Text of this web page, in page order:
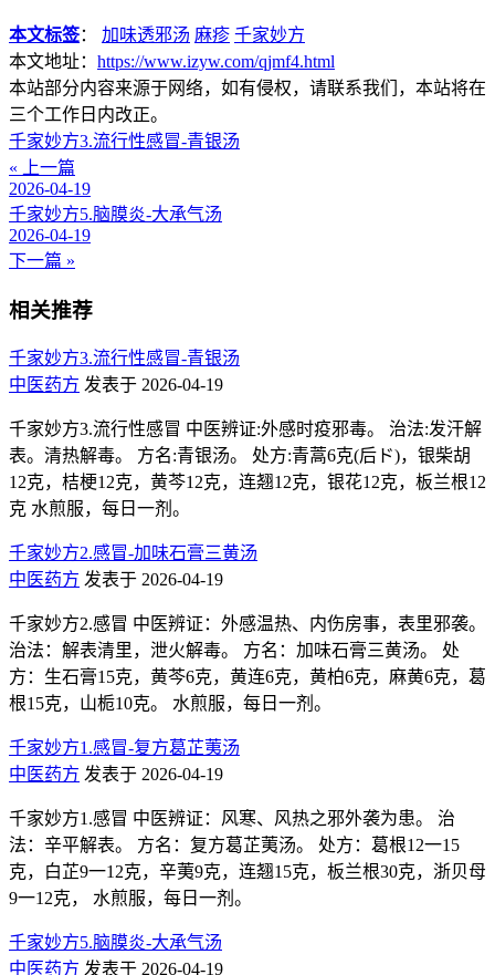
本文标签： 加味透邪汤 麻疹 千家妙方
本文地址： https://www.izyw.com/qjmf4.html
本站部分内容来源于网络，如有侵权，请联系我们，本站将在
三个工作日内改正。
千家妙方3.流行性感冒-青银汤
« 上一篇
2026-04-19
千家妙方5.脑膜炎-大承气汤
2026-04-19
下一篇 »
相关推荐
千家妙方3.流行性感冒-青银汤
中医药方 发表于 2026-04-19
千家妙方3.流行性感冒 中医辨证:外感时疫邪毒。 治法:发汗解
表。清热解毒。 方名:青银汤。 处方:青蒿6克(后ド)，银柴胡
12克，桔梗12克，黄芩12克，连翘12克，银花12克，板兰根12
克 水煎服，每日一剂。
千家妙方2.感冒-加味石膏三黄汤
中医药方 发表于 2026-04-19
千家妙方2.感冒 中医辨证：外感温热、内伤房事，表里邪袭。
治法：解表清里，泄火解毒。 方名：加味石膏三黄汤。 处
方：生石膏15克，黄芩6克，黄连6克，黄柏6克，麻黄6克，葛
根15克，山栀10克。 水煎服，每日一剂。
千家妙方1.感冒-复方葛芷荑汤
中医药方 发表于 2026-04-19
千家妙方1.感冒 中医辨证：风寒、风热之邪外袭为患。 治
法：辛平解表。 方名：复方葛芷荑汤。 处方：葛根12一15
克，白芷9一12克，辛荑9克，连翘15克，板兰根30克，浙贝母
9一12克， 水煎服，每日一剂。
千家妙方5.脑膜炎-大承气汤
中医药方 发表于 2026-04-19